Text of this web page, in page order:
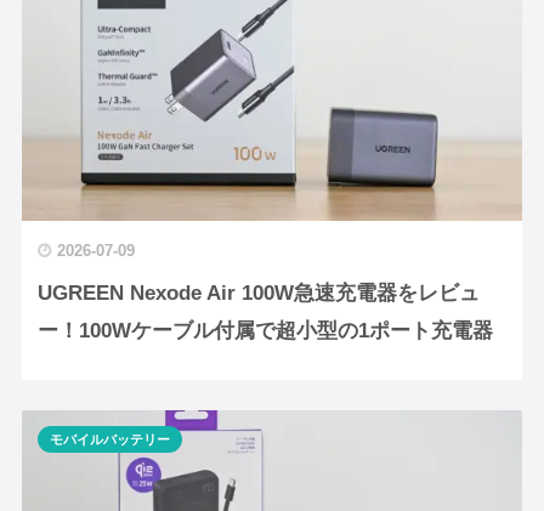
2026-07-09
UGREEN Nexode Air 100W急速充電器をレビュ
ー！100Wケーブル付属で超小型の1ポート充電器
モバイルバッテリー